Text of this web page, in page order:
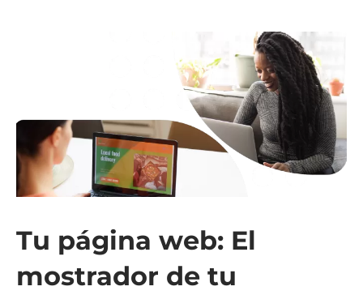
Tu página web: El
mostrador de tu